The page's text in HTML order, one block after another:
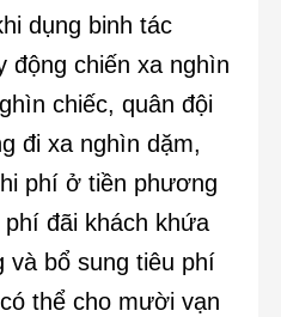
dụng binh tác
động chiến xa nghìn
chiếc, quân đội
đi xa nghìn dặm,
phí ở tiền phương
đãi khách khứa
bổ sung tiêu phí
thể cho mười vạn